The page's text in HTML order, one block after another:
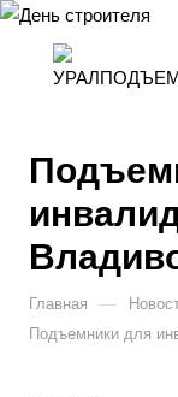
Главная —
Подъемники для